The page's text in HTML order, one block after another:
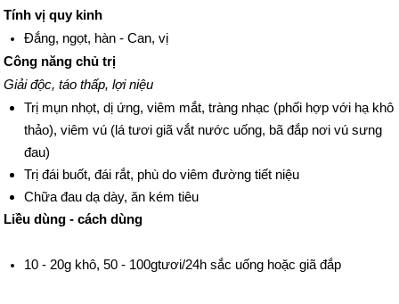
Tính vị quy kinh
Đắng, ngọt, hàn - Can, vị
Công năng chủ trị
Giải độc, táo thấp, lợi niệu
Trị mụn nhọt, dị ứng, viêm mắt, tràng nhạc (phối hợp với hạ khô
thảo), viêm vú (lá tươi giã vắt nước uống, bã đắp nơi vú sưng
đau)
Trị đái buốt, đái rắt, phù do viêm đường tiết niệu
Chữa đau dạ dày, ăn kém tiêu
Liều dùng - cách dùng
10 - 20g khô, 50 - 100gtươi/24h sắc uống hoặc giã đắp